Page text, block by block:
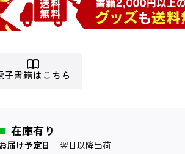
子書籍はこちら
在庫有り
お届け予定日 翌日以降出荷